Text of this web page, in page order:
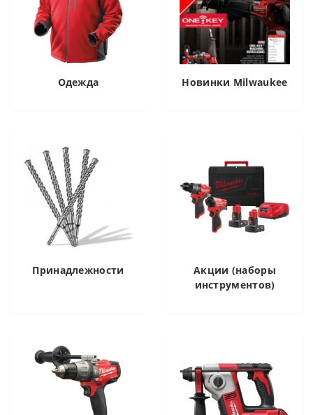
Одежда Новинки Milwaukee
Принадлежности
Акции (наборы
инструментов)